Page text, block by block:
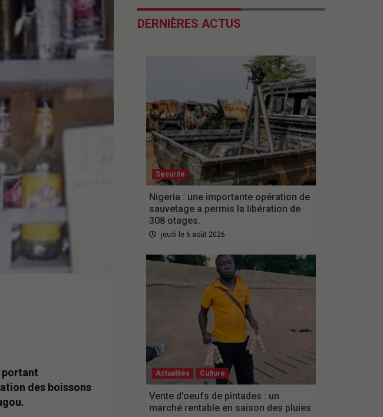
des boissons
DERNIÈRES ACTUS
Securite
Nigeria : une importante opération de
sauvetage a permis la libération de
308 otages.
jeudi le 6 août 2026
Actualités Culture
Vente d’oeufs de pintades : un
marché rentable en saison des pluies